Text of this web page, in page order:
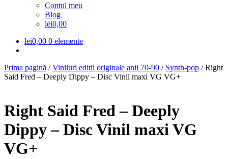
Contul meu
Blog
lei0,00
lei0,00 0 elemente
Prima pagină /Viniluri ediții originale anii 70-90 / Synth-pop /Right
Said Fred – Deeply Dippy – Disc Vinil maxi VG VG+
Right Said Fred – Deeply
Dippy – Disc Vinil maxi VG
VG+